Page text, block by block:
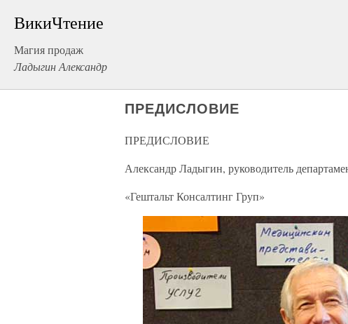
ВикиЧтение
Магия продаж
Ладыгин Александр
ПРЕДИСЛОВИЕ
ПРЕДИСЛОВИЕ
Александр Ладыгин, руководитель
«Гештальт Консалтинг Груп»